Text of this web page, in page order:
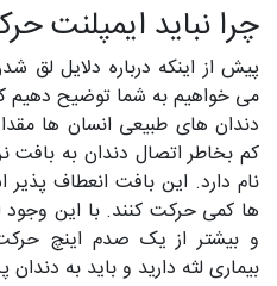
چرا نباید ایمپلنت
پیش از اینکه درباره دلایل لق
می خواهیم به شما توضیح دهیم
دندان های طبیعی انسان ها
کم بخاطر اتصال دندان به بافت
نام دارد. این بافت انعطاف
ها کمی حرکت کنند. با این
و بیشتر از یک صدم اینچ
بیماری لثه دارید و باید به